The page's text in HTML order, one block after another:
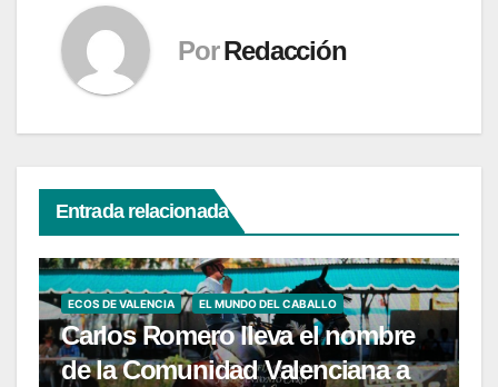
Por Redacción
Entrada relacionada
ECOS DE VALENCIA EL MUNDO DEL CABALLO
Carlos Romero lleva el nombre
de la Comunidad Valenciana a